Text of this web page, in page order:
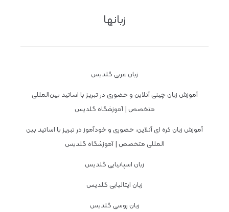
زبانها
زبان عربی گلدیس
آموزش زبان چینی آنلاین و حضوری در تبریز با اساتید بین‌المللی
متخصص | آموزشگاه گلدیس
آموزش زبان کره ای آنلاین، حضوری و خودآموز در تبریز با اساتید بین
المللی متخصص | آموزشگاه گلدیس
زبان اسپانیایی گلدیس
زبان ایتالیایی گلدیس
زبان روسی گلدیس